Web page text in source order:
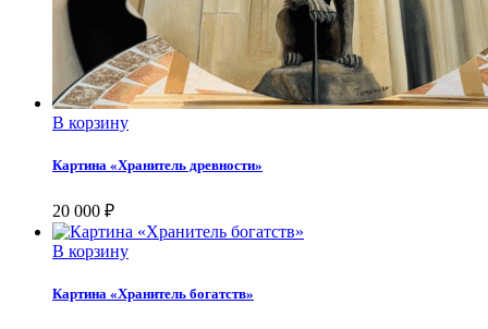
В корзину
Картина «Хранитель древности»
20 000 ₽
В корзину
Картина «Хранитель богатств»